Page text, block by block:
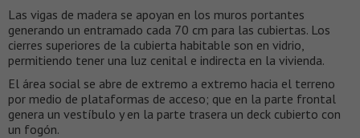
Las vigas de madera se apoyan en los muros portantes
generando un entramado cada 70 cm para las cubiertas. Los
cierres superiores de la cubierta habitable son en vidrio,
permitiendo tener una luz cenital e indirecta en la vivienda.
El área social se abre de extremo a extremo hacia el terreno
por medio de plataformas de acceso; que en la parte frontal
genera un vestíbulo y en la parte trasera un deck cubierto con
un fogón.